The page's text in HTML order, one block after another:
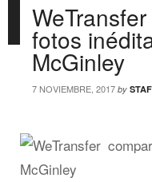
fotos
McGinley
7 NOVIEMBRE, 2017 by